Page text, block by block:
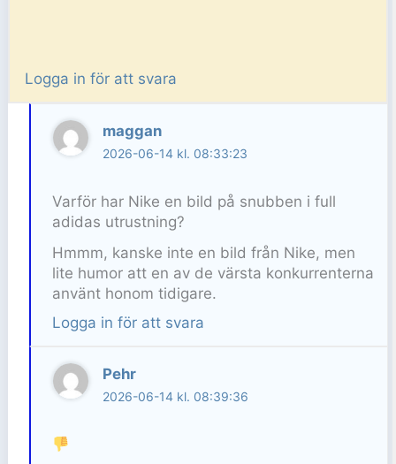
Logga in för att svara
maggan
2026-06-14 kl. 08:33:23
Varför har Nike en bild på snubben i full
adidas utrustning?
Hmmm, kanske inte en bild från Nike, men
lite humor att en av de värsta konkurrenterna
använt honom tidigare.
Logga in för att svara
Pehr
2026-06-14 kl. 08:39:36